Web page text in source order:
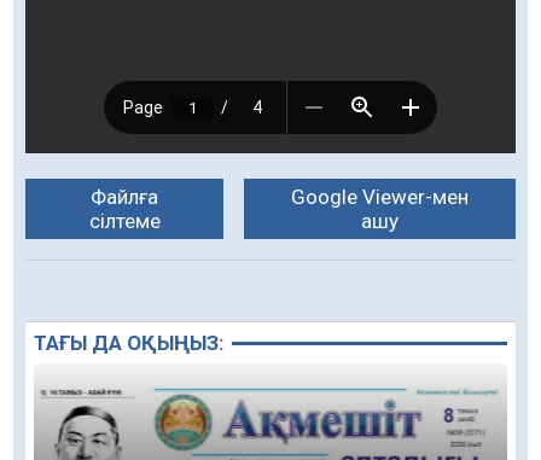
Файлға
сілтеме
Google Viewer-мен
ашу
ТАҒЫ ДА ОҚЫҢЫЗ: